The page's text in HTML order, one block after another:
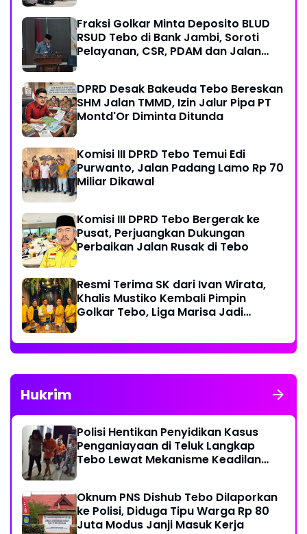
Fraksi Golkar Minta Deposito BLUD
RSUD Tebo di Bank Jambi, Soroti
Pelayanan, CSR, PDAM dan Jalan
DPRD Desak Bakeuda Tebo Bereskan
SHM Jalan TMMD, Izin Jalur Pipa PT
Montd'Or Diminta Ditunda
Komisi III DPRD Tebo Temui Edi
Purwanto, Jalan Padang Lamo Rp 70
Miliar Dikawal
Komisi III DPRD Tebo Bergerak ke
Pusat, Perjuangkan Dukungan
Perbaikan Jalan Rusak di Tebo
Resmi Terima SK dari Ivan Wirata,
Khalis Mustiko Kembali Pimpin
Golkar Tebo, Liga Marisa Jadi
Hukrim
Polisi Hentikan Penyidikan Kasus
Penganiayaan di Teluk Langkap
Tebo Lewat Mekanisme Keadilan
Oknum PNS Dishub Tebo Dilaporkan
ke Polisi, Diduga Tipu Warga Rp 80
Juta Modus Janji Masuk Kerja